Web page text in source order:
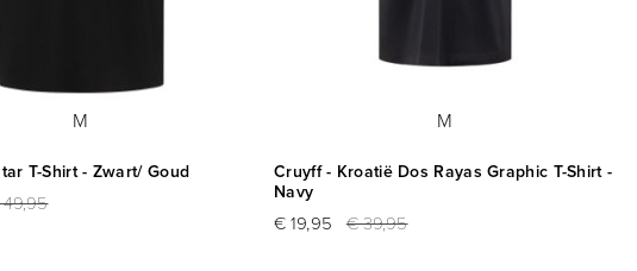
M
T-Shirt - Zwart/ Goud
M
Cruyff - Kroatië Dos Rayas Graphic T-Shirt -
Navy
€ 19,95 € 39,95